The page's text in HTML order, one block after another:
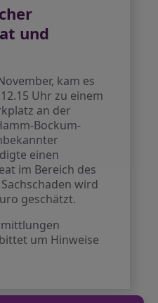
und
kam es
Uhr zu einem
an der
Bockum-
einen
im Bereich des
wird
geschätzt.
um Hinweise